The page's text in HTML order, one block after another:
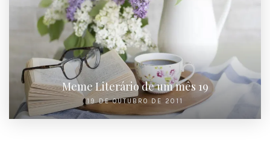
Meme Literário de um mês 19
19 DE OUTUBRO DE 2011